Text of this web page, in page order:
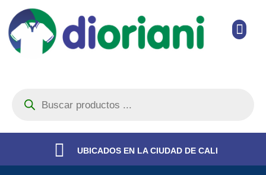
contenido
productos
UBICADOS EN LA CIUDAD DE CALI